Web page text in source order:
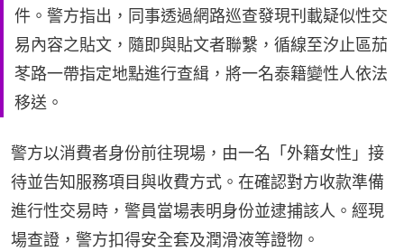
件。警方指出，同事透過網路巡查發現刊載疑似性交
易內容之貼文，隨即與貼文者聯繫，循線至汐止區茄
苳路一帶指定地點進行查緝，將一名泰籍變性人依法
移送。
警方以消費者身份前往現場，由一名「外籍女性」接
待並告知服務項目與收費方式。在確認對方收款準備
進行性交易時，警員當場表明身份並逮捕該人。經現
場查證，警方扣得安全套及潤滑液等證物。